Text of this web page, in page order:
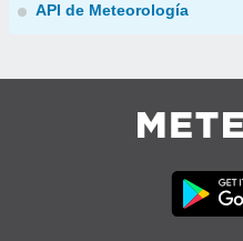
API de Meteorología